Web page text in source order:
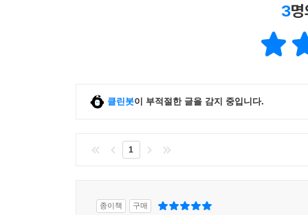
3
클린봇이 부적절한 글을 감지 중입니다.
1
종이책 구매